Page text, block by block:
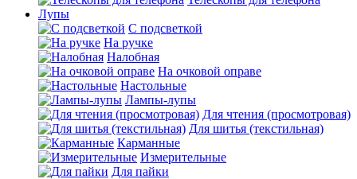
Лупы
С подсветкой
На ручке
Налобная
На очковой оправе
Настольные
Лампы-лупы
Для чтения (просмотровая)
Для шитья (текстильная)
Карманные
Измерительные
Для пайки